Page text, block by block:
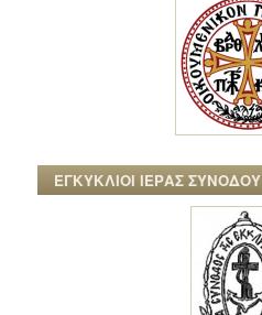
ΕΓΚΥΚΛΙΟΙ ΙΕΡΑΣ ΣΥΝΟΔΟΥ